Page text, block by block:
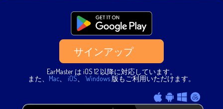
サインアップ
EarMaster は iOS 12 以降に対応しています。
また、 Mac iOS Windows 版もご利用いただけます。